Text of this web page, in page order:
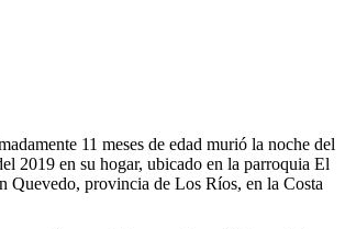
11 meses de edad murió la noche del
2019 en su hogar, ubicado en la parroquia El
Quevedo, provincia de Los Ríos, en la Costa